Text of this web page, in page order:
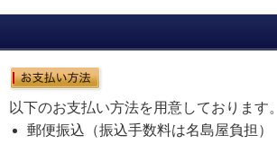
以下のお支払い方法を用意しております。
郵便振込（振込手数料は名島屋負担）